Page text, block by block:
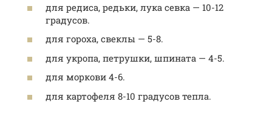
для редиса, редьки, лука севка — 10-12
градусов.
для гороха, свеклы — 5-8.
для укропа, петрушки, шпината — 4-5.
для моркови 4-6.
для картофеля 8-10 градусов тепла.